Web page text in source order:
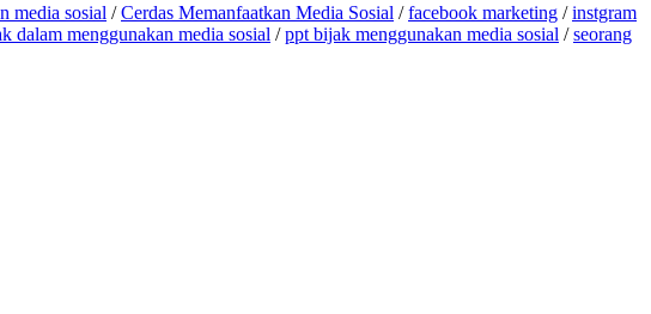
media sosial /Cerdas Memanfaatkan Media Sosial /facebook marketing /instgram
dalam menggunakan media sosial /ppt bijak menggunakan media sosial /seorang